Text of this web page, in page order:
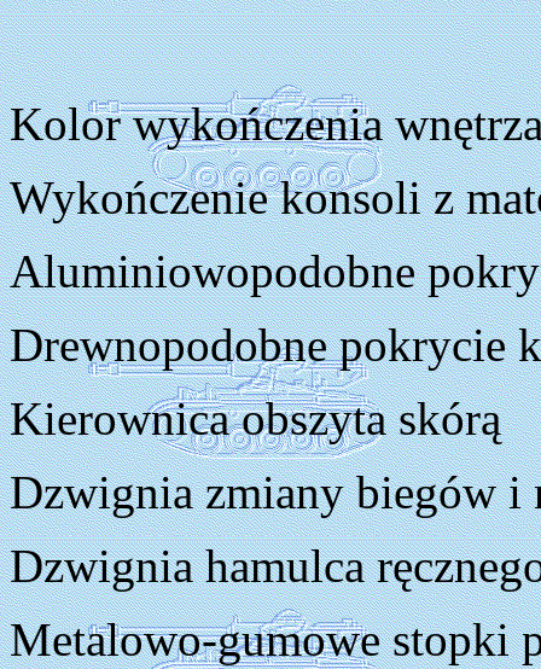
Kolor wykończenia
Wykończenie konsoli z
Aluminiowopodobne
Drewnopodobne pokrycie
Kierownica obszyta skórą
Dzwignia zmiany biegów i
Dzwignia hamulca
Metalowo-gumowe stopki